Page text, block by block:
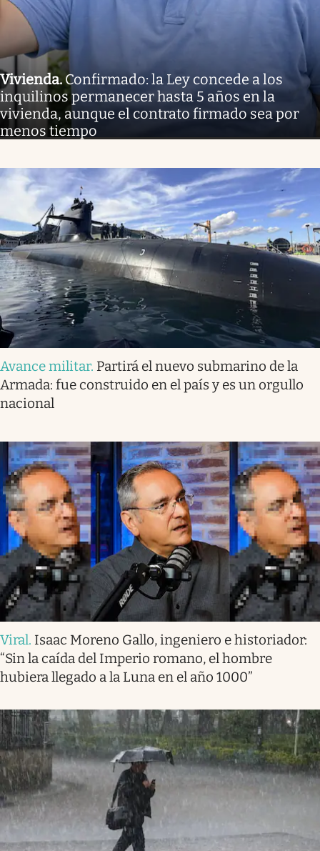
Vivienda.Confirmado: la Ley concede a los
inquilinos permanecer hasta 5 años en la
vivienda, aunque el contrato firmado sea por
menos tiempo
Avance militar. Partirá el nuevo submarino de la
Armada: fue construido en el país y es un orgullo
nacional
Viral. Isaac Moreno Gallo, ingeniero e historiador:
“Sin la caída del Imperio romano, el hombre
hubiera llegado a la Luna en el año 1000”